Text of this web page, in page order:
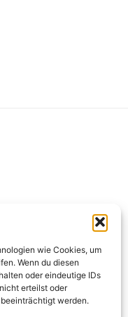
wie Cookies, um
Wenn du diesen
oder eindeutige IDs
erteilst oder
werden.